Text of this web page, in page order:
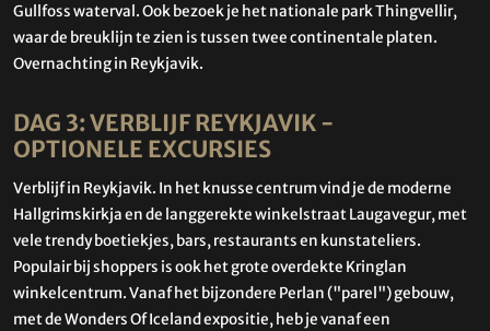
Gullfoss waterval. Ook bezoek je het nationale park Thingvellir,
waar de breuklijn te zien is tussen twee continentale platen.
Overnachting in Reykjavik.
DAG 3: VERBLIJF REYKJAVIK -
OPTIONELE EXCURSIES
Verblijf in Reykjavik. In het knusse centrum vind je de moderne
Hallgrimskirkja en de langgerekte winkelstraat Laugavegur, met
vele trendy boetiekjes, bars, restaurants en kunstateliers.
Populair bij shoppers is ook het grote overdekte Kringlan
winkelcentrum. Vanaf het bijzondere Perlan ("parel") gebouw,
met de Wonders Of Iceland expositie, heb je vanaf een